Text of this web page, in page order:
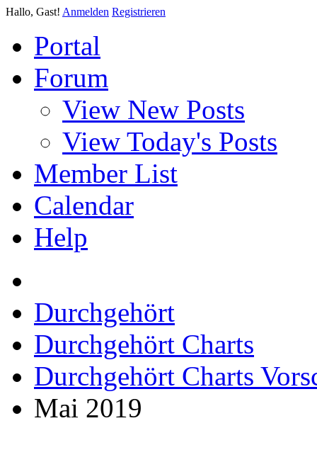
Hallo, Gast! Anmelden Registrieren
Portal
Forum
View New Posts
View Today's Posts
Member List
Calendar
Help
Durchgehört
Durchgehört Charts
Durchgehört Charts
Mai 2019